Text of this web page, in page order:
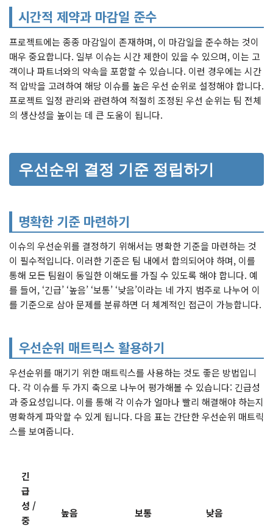
시간적 제약과 마감일 준수
프로젝트에는 종종 마감일이 존재하며, 이 마감일을 준수하는 것이
매우 중요합니다. 일부 이슈는 시간 제한이 있을 수 있으며, 이는 고
객이나 파트너와의 약속을 포함할 수 있습니다. 이런 경우에는 시간
적 압박을 고려하여 해당 이슈를 높은 우선 순위로 설정해야 합니다.
프로젝트 일정 관리와 관련하여 적절히 조정된 우선 순위는 팀 전체
의 생산성을 높이는 데 큰 도움이 됩니다.
우선순위 결정 기준 정립하기
명확한 기준 마련하기
이슈의 우선순위를 결정하기 위해서는 명확한 기준을 마련하는 것
이 필수적입니다. 이러한 기준은 팀 내에서 합의되어야 하며, 이를
통해 모든 팀원이 동일한 이해도를 가질 수 있도록 해야 합니다. 예
를 들어, ‘긴급’ ‘높음’ ‘보통’ ‘낮음’이라는 네 가지 범주로 나누어 이
를 기준으로 삼아 문제를 분류하면 더 체계적인 접근이 가능합니다.
우선순위 매트릭스 활용하기
우선순위를 매기기 위한 매트릭스를 사용하는 것도 좋은 방법입니
다. 각 이슈를 두 가지 축으로 나누어 평가해볼 수 있습니다: 긴급성
과 중요성입니다. 이를 통해 각 이슈가 얼마나 빨리 해결해야 하는지
명확하게 파악할 수 있게 됩니다. 다음 표는 간단한 우선순위 매트릭
스를 보여줍니다.
긴
급
성 /
중
높음 보통 낮음